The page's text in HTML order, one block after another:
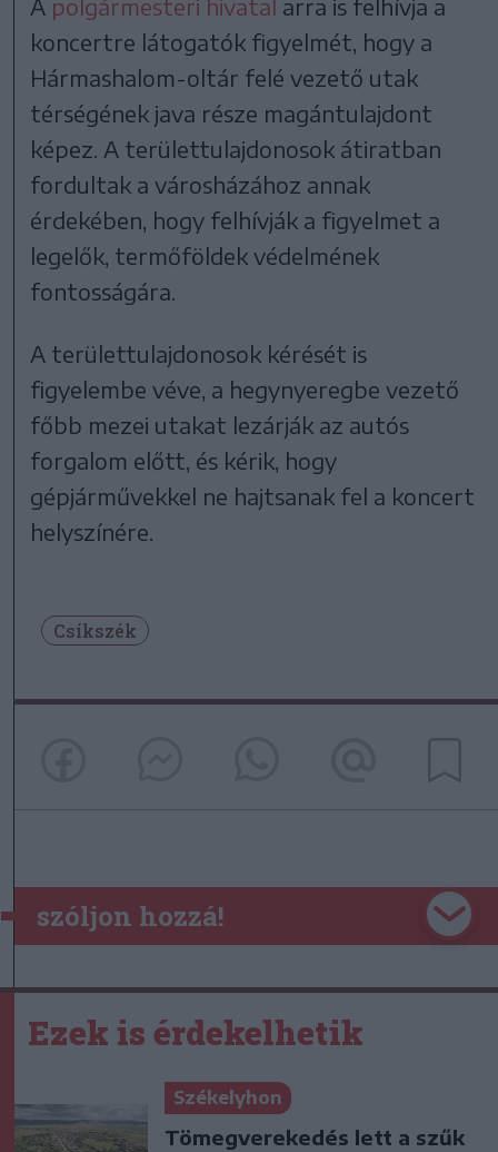
A polgármesteri hivatal arra is felhívja a
koncertre látogatók figyelmét, hogy a
Hármashalom-oltár felé vezető utak
térségének java része magántulajdont
képez. A területtulajdonosok átiratban
fordultak a városházához annak
érdekében, hogy felhívják a figyelmet a
legelők, termőföldek védelmének
fontosságára.
A területtulajdonosok kérését is
figyelembe véve, a hegynyeregbe vezető
főbb mezei utakat lezárják az autós
forgalom előtt, és kérik, hogy
gépjárművekkel ne hajtsanak fel a koncert
helyszínére.
Csíkszék
szóljon hozzá!
Ezek is érdekelhetik
Székelyhon
Tömegverekedés lett a szűk